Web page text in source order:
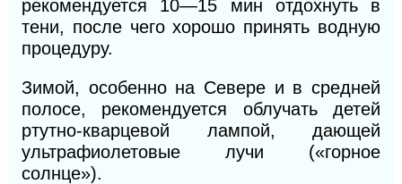
рекомендуется 10—15 мин отдохнуть в
тени, после чего хорошо принять водную
процедуру.
Зимой, особенно на Севере и в средней
полосе, рекомендуется облучать детей
ртутно-кварцевой лампой, дающей
ультрафиолетовые лучи («горное
солнце»).